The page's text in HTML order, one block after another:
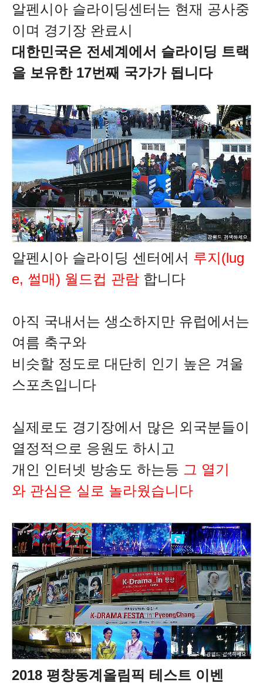
알펜시아 슬라이딩센터는 현재 공사중
이며 경기장 완료시
대한민국은 전세계에서 슬라이딩 트랙
을 보유한 17번째 국가가 됩니다
알펜시아 슬라이딩 센터에서 루지(lug
e, 썰매) 월드컵 관람 합니다
아직 국내서는 생소하지만 유럽에서는
여름 축구와
비슷할 정도로 대단히 인기 높은 겨울
스포츠입니다
실제로도 경기장에서 많은 외국분들이
열정적으로 응원도 하시고
개인 인터넷 방송도 하는등 그 열기
와 관심은 실로 놀라웠습니다
2018 평창동계올림픽 테스트 이벤